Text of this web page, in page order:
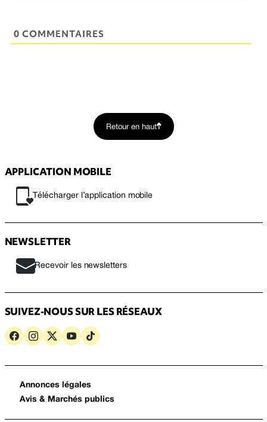
0 COMMENTAIRES
Retour en haut
APPLICATION MOBILE
Télécharger l’application mobile
NEWSLETTER
Recevoir les newsletters
SUIVEZ-NOUS SUR LES RÉSEAUX
Annonces légales
Avis & Marchés publics